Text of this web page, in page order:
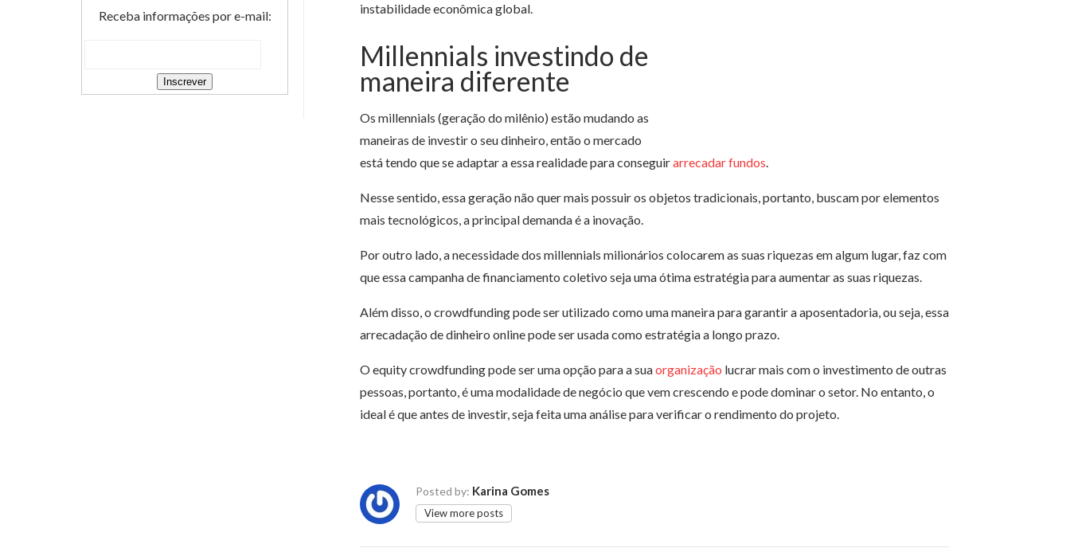
instabilidade econômica global.
Millennials investindo de
maneira diferente
Os millennials (geração do milênio) estão mudando as
maneiras de investir o seu dinheiro, então o mercado
está tendo que se adaptar a essa realidade para conseguirarrecadar fundos
Nesse sentido, essa geração não quer mais possuir os objetos tradicionais, portanto, buscam por elementos
mais tecnológicos, a principal demanda é a inovação.
Por outro lado, a necessidade dos millennials milionários colocarem as suas riquezas em algum lugar, faz com
que essa campanha de financiamento coletivo seja uma ótima estratégia para aumentar as suas riquezas.
Além disso, o crowdfunding pode ser utilizado como uma maneira para garantir a aposentadoria, ou seja, essa
arrecadação de dinheiro online pode ser usada como estratégia a longo prazo.
O equity crowdfunding pode ser uma opção para a suaorganização lucrar mais com o investimento de outras
pessoas, portanto, é uma modalidade de negócio que vem crescendo e pode dominar o setor. No entanto, o
ideal é que antes de investir, seja feita uma análise para verificar o rendimento do projeto.
Posted by: Karina Gomes
View more posts
Receba informações por e-mail: